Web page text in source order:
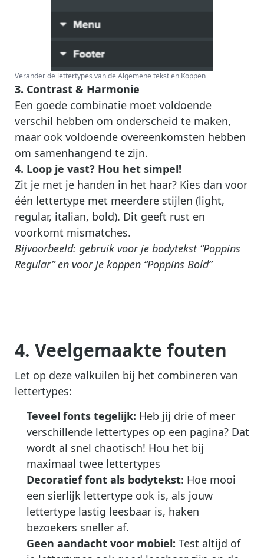
Verander de lettertypes van de Algemene tekst en Koppen
3. Contrast & Harmonie
Een goede combinatie moet voldoende
verschil hebben om onderscheid te maken,
maar ook voldoende overeenkomsten hebben
om samenhangend te zijn.
4. Loop je vast? Hou het simpel!
Zit je met je handen in het haar? Kies dan voor
één lettertype met meerdere stijlen (light,
regular, italian, bold). Dit geeft rust en
voorkomt mismatches.
Bijvoorbeeld: gebruik voor je bodytekst “Poppins
Regular” en voor je koppen “Poppins Bold”
4. Veelgemaakte fouten
Let op deze valkuilen bij het combineren van
lettertypes:
Teveel fonts tegelijk: Heb jij drie of meer
verschillende lettertypes op een pagina? Dat
wordt al snel chaotisch! Hou het bij
maximaal twee lettertypes
Decoratief font als bodytekst: Hoe mooi
een sierlijk lettertype ook is, als jouw
lettertype lastig leesbaar is, haken
bezoekers sneller af.
Geen aandacht voor mobiel: Test altijd of